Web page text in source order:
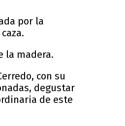
por la
la madera.
con su
degustar
de este